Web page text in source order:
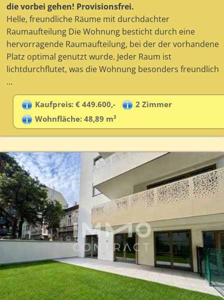
die vorbei gehen! Provisionsfrei.
Helle, freundliche Räume mit durchdachter
Raumaufteilung Die Wohnung besticht durch eine
hervorragende Raumaufteilung, bei der der vorhandene
Platz optimal genutzt wurde. Jeder Raum ist
lichtdurchflutet, was die Wohnung besonders freundlich
...
Kaufpreis: € 449.600,-
2 Zimmer
Wohnfläche: 48,89 m²